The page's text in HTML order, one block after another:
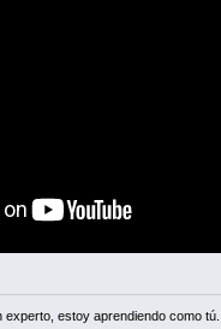
experto, estoy aprendiendo como